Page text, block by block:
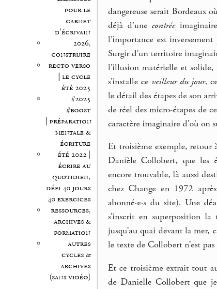
pour le
carnet
d’écrivain
2026,
construire
recto verso
| le cycle
été 2025
#2025
#boost
| préparation
mentale &
écriture
été 2022 |
écrire au
quotidien,
défi 40 jours
40 exercices
ressources,
archives &
formation
autres
cycles &
archives
(sans vidéo)
dangereuse serait Bordeaux
déjà d’une contrée
l’importance est
Surgir d’un territoire
l’illusion matérielle et
s’installe ce veilleur du jour,
le détail des étapes de son
de réel des micro-étapes de
caractère imaginaire d’où on
Et troisième exemple,
Danièle Collobert, que les
encore trouvable, là aussi
chez Change en 1972
abonné·e·s du site). Une
s’inscrit en superposition
jusqu’au quai devant la mer,
le texte de Collobert n’est
Et ce troisième extrait tout
de Danielle Collobert que